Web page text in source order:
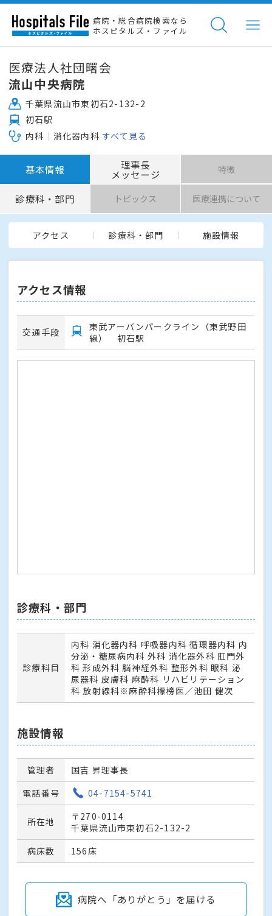
病院・総合病院検索なら
ホスピタルズ・ファイル
医療法人社団曙会
流山中央病院
千葉県流山市東初石2-132-2
初石駅
内科
消化器内科 すべて見る
基本情報 理事長
メッセージ 特徴
診療科・部門 トピックス 医療連携について
アクセス 診療科・部門 施設情報
アクセス情報
交通手段
東武アーバンパークライン（東武野田
線） 初石駅
診療科・部門
診療科目
内科 消化器内科 呼吸器内科 循環器内科 内
分泌・糖尿病内科 外科 消化器外科 肛門外
科 形成外科 脳神経外科 整形外科 眼科 泌
尿器科 皮膚科 麻酔科 リハビリテーション
科 放射線科※麻酔科標榜医／池田 健次
施設情報
管理者
国吉 昇理事長
電話番号
04-7154-5741
所在地
〒270-0114
千葉県流山市東初石2-132-2
病床数
156床
病院へ「ありがとう」を届ける